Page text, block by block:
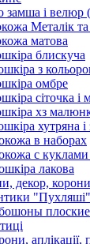
замша і велюр
Металік
матова
блискуча
з
омбре
сіточка і
хз
хутряна
в наборах
с
лакова
декор, корони
плоские
аплікації,